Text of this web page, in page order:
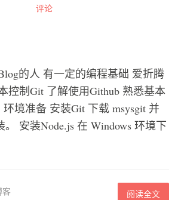
评论
的人 有一定的编程基础 爱折腾
控制Git 了解使用Github 熟悉基本
境准备 安装Git 下载 msysgit 并
安装Node.js 在 Windows 环境下
客 阅读全文